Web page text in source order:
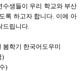
수생들이 우리 학교와 부산
록 하고자 합니다. 이에 아
드립니다.
봄학기 한국어도우미
)
)